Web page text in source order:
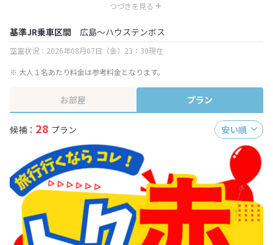
つづきを見る
※ 表示されている旅行代金・プラン内容は一定時間ごとに更新されます。最
基準JR乗車区間 広島～ハウステンボス
空室状況：2026年08月07日（金）23：30現在
※ 大人１名あたり料金は参考料金となります。
お部屋 プラン
候補： 28 プラン 安い順